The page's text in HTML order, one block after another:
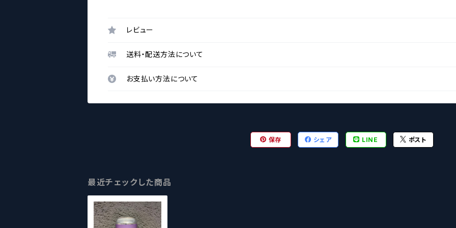
レビュー
送料・配送方法について
お支払い方法について
保存 シェア LINE ポスト
最近チェックした商品